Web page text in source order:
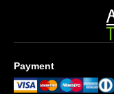
Payment